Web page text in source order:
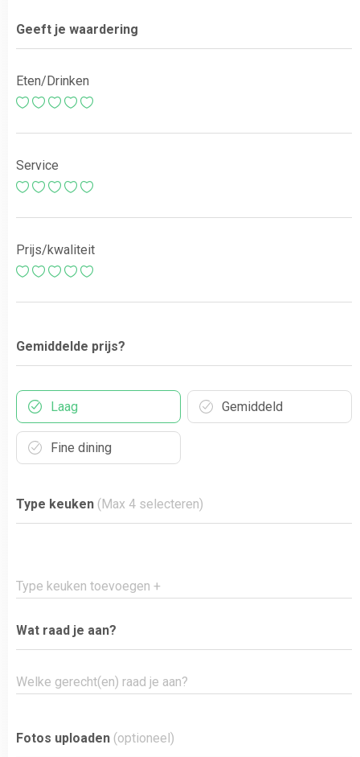
Geeft je waardering
Eten/Drinken
Service
Prijs/kwaliteit
Gemiddelde prijs?
Laag Gemiddeld
Fine dining
Type keuken (Max 4 selecteren)
Type keuken toevoegen +
Wat raad je aan?
Fotos uploaden (optioneel)